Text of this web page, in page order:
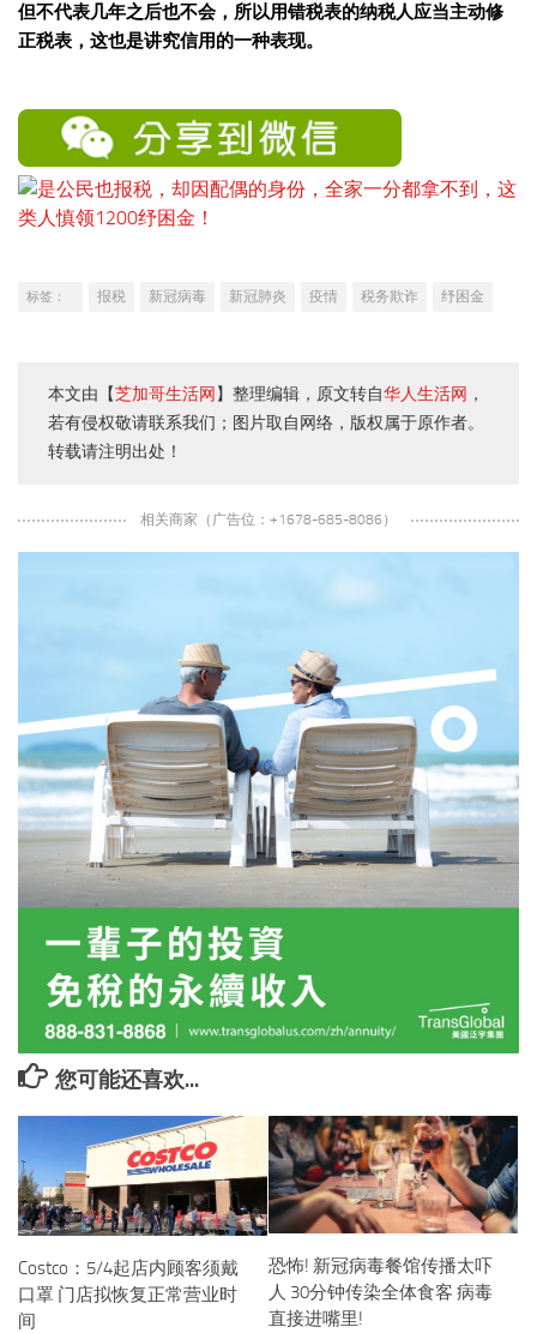
但不代表几年之后也不会，所以用错税表的纳税人应当主动修
正税表，这也是讲究信用的一种表现。
标签： 报税 新冠病毒 新冠肺炎 疫情 税务欺诈 纾困金
本文由【芝加哥生活网 】整理编辑，原文转自华人生活网 ，
若有侵权敬请联系我们；图片取自网络，版权属于原作者。
转载请注明出处！
相关商家（广告位：+1678-685-8086）
您可能还喜欢...
Costco：5/4起店内顾客须戴
口罩 门店拟恢复正常营业时
间
恐怖! 新冠病毒餐馆传播太吓
人 30分钟传染全体食客 病毒
直接进嘴里!